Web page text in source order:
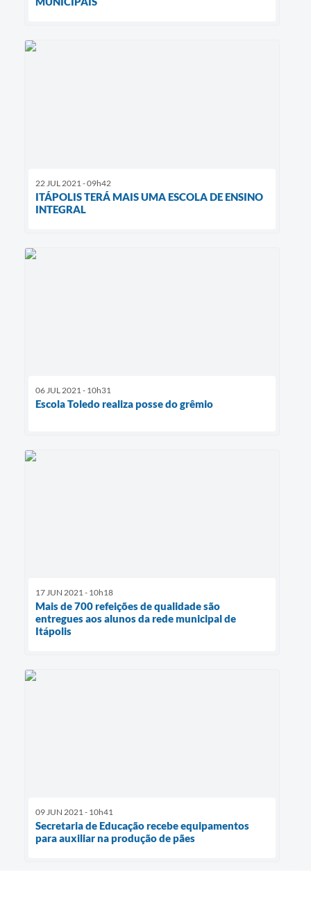
22 JUL 2021 - 09h42
ITÁPOLIS TERÁ MAIS UMA ESCOLA DE ENSINO
INTEGRAL
06 JUL 2021 - 10h31
Escola Toledo realiza posse do grêmio
17 JUN 2021 - 10h18
Mais de 700 refeições de qualidade são
entregues aos alunos da rede municipal de
Itápolis
09 JUN 2021 - 10h41
Secretaria de Educação recebe equipamentos
para auxiliar na produção de pães